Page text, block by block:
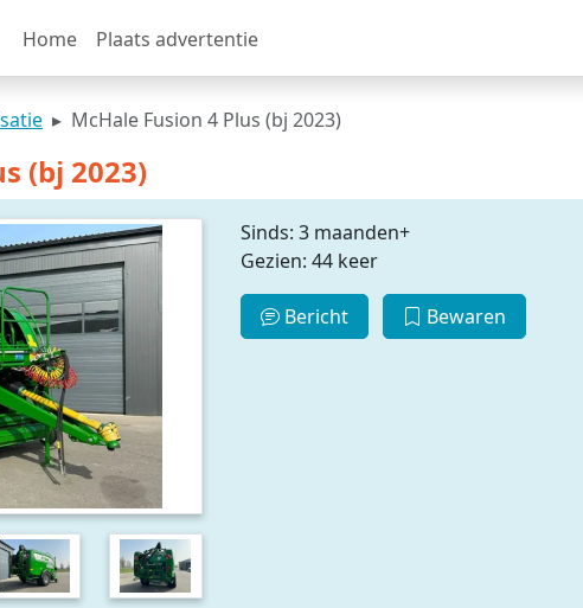
Home Plaats advertentie
McHale Fusion 4 Plus (bj 2023)
(bj 2023)
Sinds: 3 maanden+
Gezien: 44 keer
Bericht Bewaren